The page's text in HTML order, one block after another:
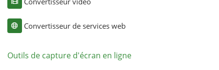
Convertisseur de services web
Outils de capture d'écran en ligne